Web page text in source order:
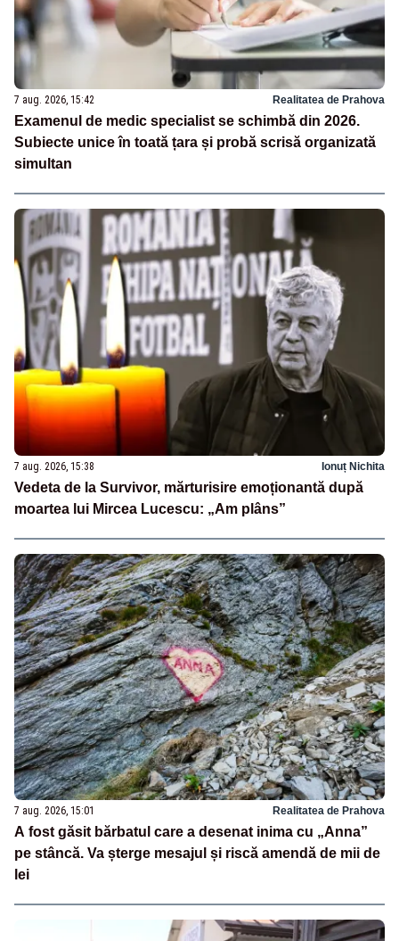
7 aug. 2026, 15:42 Realitatea de Prahova
Examenul de medic specialist se schimbă din 2026.
Subiecte unice în toată țara și probă scrisă organizată
simultan
7 aug. 2026, 15:38 Ionuț Nichita
Vedeta de la Survivor, mărturisire emoționantă după
moartea lui Mircea Lucescu: „Am plâns”
7 aug. 2026, 15:01 Realitatea de Prahova
A fost găsit bărbatul care a desenat inima cu „Anna”
pe stâncă. Va șterge mesajul și riscă amendă de mii de
lei